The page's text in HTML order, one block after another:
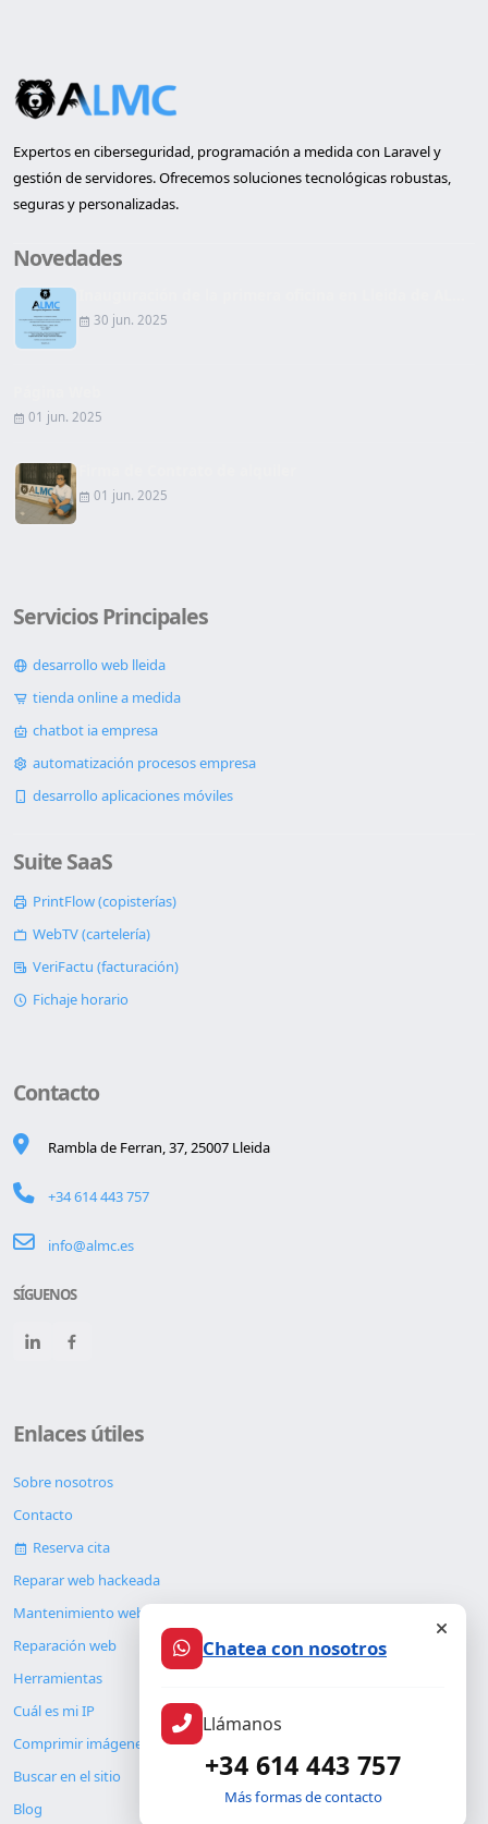
Expertos en ciberseguridad, programación a medida con Laravel y
gestión de servidores. Ofrecemos soluciones tecnológicas robustas,
seguras y personalizadas.
Novedades
30 jun. 2025
01 jun. 2025
01 jun. 2025
Servicios Principales
desarrollo web lleida
tienda online a medida
chatbot ia empresa
automatización procesos empresa
desarrollo aplicaciones móviles
Suite SaaS
PrintFlow (copisterías)
WebTV (cartelería)
VeriFactu (facturación)
Fichaje horario
Contacto
Rambla de Ferran, 37, 25007 Lleida
+34 614 443 757
info@almc.es
SÍGUENOS
Enlaces útiles
Sobre nosotros
Contacto
Reserva cita
Reparar web hackeada
Mantenimiento web
Reparación web
Herramientas
Cuál es mi IP
Comprimir imágenes
Buscar en el sitio
Blog
Chatea con nosotros
Llámanos
+34 614 443 757
Más formas de contacto